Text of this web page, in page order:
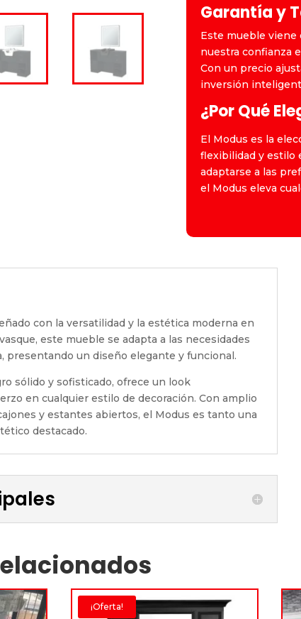
Garantía y
Este mueble viene
nuestra confianza
Con un precio
inversión
¿Por Qué
El Modus es la
flexibilidad y estilo
adaptarse a las
el Modus eleva
con la versatilidad y la estética moderna en
este mueble se adapta a las necesidades
presentando un diseño elegante y funcional.
sólido y sofisticado, ofrece un look
en cualquier estilo de decoración. Con amplio
y estantes abiertos, el Modus es tanto una
destacado.
¡Oferta!